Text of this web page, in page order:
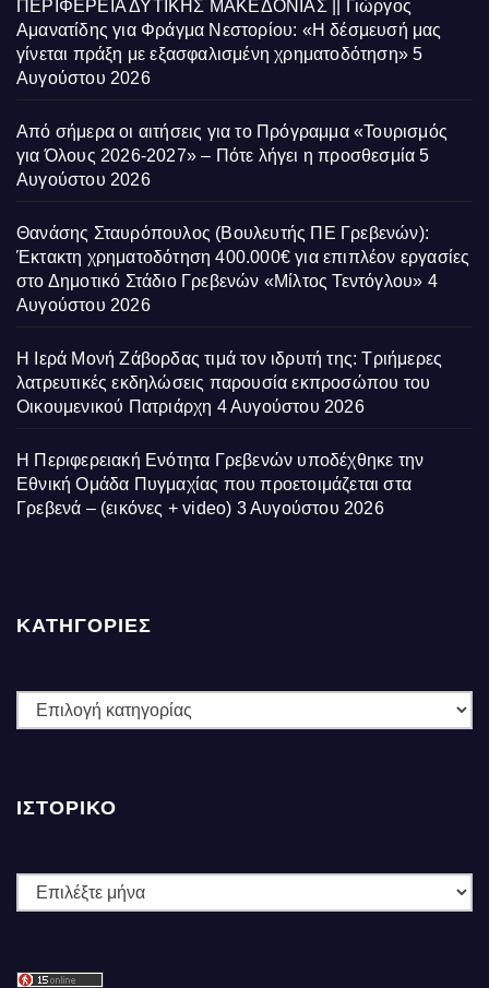
ΠΕΡΙΦΕΡΕΙΑ ΔΥΤΙΚΗΣ ΜΑΚΕΔΟΝΙΑΣ || Γιώργος
Αμανατίδης για Φράγμα Νεστορίου: «Η δέσμευσή μας
γίνεται πράξη με εξασφαλισμένη χρηματοδότηση» 5
Αυγούστου 2026
Από σήμερα οι αιτήσεις για το Πρόγραμμα «Τουρισμός
για Όλους 2026-2027» – Πότε λήγει η προσθεσμία 5
Αυγούστου 2026
Θανάσης Σταυρόπουλος (Βουλευτής ΠΕ Γρεβενών):
Έκτακτη χρηματοδότηση 400.000€ για επιπλέον εργασίες
στο Δημοτικό Στάδιο Γρεβενών «Μίλτος Τεντόγλου» 4
Αυγούστου 2026
Η Ιερά Μονή Ζάβορδας τιμά τον ιδρυτή της: Τριήμερες
λατρευτικές εκδηλώσεις παρουσία εκπροσώπου του
Οικουμενικού Πατριάρχη 4 Αυγούστου 2026
Η Περιφερειακή Ενότητα Γρεβενών υποδέχθηκε την
Εθνική Ομάδα Πυγμαχίας που προετοιμάζεται στα
Γρεβενά – (εικόνες + video) 3 Αυγούστου 2026
ΚΑΤΗΓΟΡΙΕΣ
ΚΑΤΗΓΟΡΙΕΣ
ΙΣΤΟΡΙΚΌ
Ιστορικό